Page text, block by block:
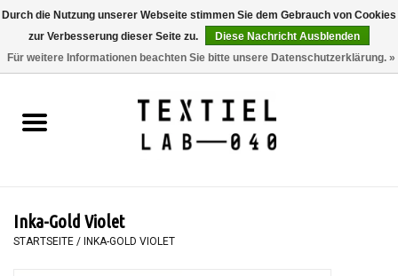
0 Artikel - €0,00
BÜCHER
MALEN
Inka-Gold Violet
STARTSEITE / INKA-GOLD VIOLET
Durch die Nutzung unserer Webseite stimmen Sie dem Gebrauch von Cookies
zur Verbesserung dieser Seite zu.
Diese Nachricht Ausblenden
Für weitere Informationen beachten Sie bitte unsere Datenschutzerklärung. »